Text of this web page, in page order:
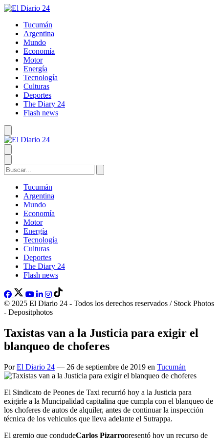
Tucumán
Argentina
Mundo
Economía
Motor
Energía
Tecnología
Culturas
Deportes
The Diary 24
Flash news
Tucumán
Argentina
Mundo
Economía
Motor
Energía
Tecnología
Culturas
Deportes
The Diary 24
Flash news
© 2025 El Diario 24 - Todos los derechos reservados / Stock Photos
- Depositphotos
Taxistas van a la Justicia para exigir el
blanqueo de choferes
PorEl Diario 24 — 26 de septiembre de 2019 en Tucumán
El Sindicato de Peones de Taxi recurrió hoy a la Justicia para
exigirle a la Muncipalidad capitalina que cumpla con el blanqueo de
los choferes de autos de alquiler, antes de continuar la inspección
técnica de los vehiculos que lleva adelante el Sutrappa.
El gremio que condudeCarlos Pizarropresentó hoy un recurso de